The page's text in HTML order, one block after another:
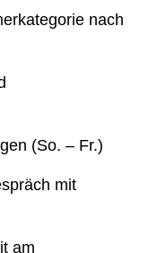
nach
(So. – Fr.)
mit
am